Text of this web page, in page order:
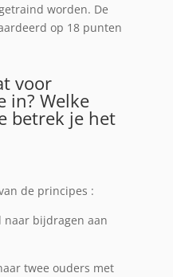
worden. De
op 18 punten
voor
in? Welke
betrek je het
de principes :
bijdragen aan
twee ouders met